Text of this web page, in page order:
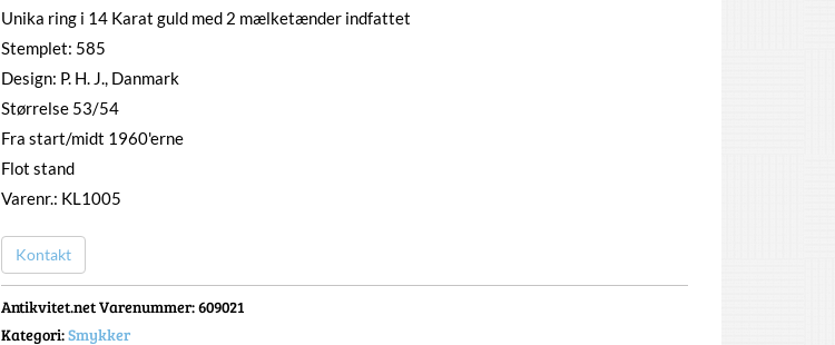
Unika ring i 14 Karat guld med 2 mælketænder indfattet
Stemplet: 585
Design: P. H. J., Danmark
Størrelse 53/54
Fra start/midt 1960'erne
Flot stand
Varenr.: KL1005
Kontakt
Antikvitet.net Varenummer: 609021
Kategori:Smykker